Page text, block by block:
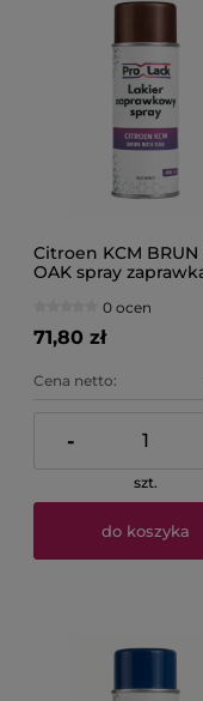
Citroen KCM BRUN
OAK spray
0 ocen
71,80 zł
Cena netto:
-
szt.
do koszyka